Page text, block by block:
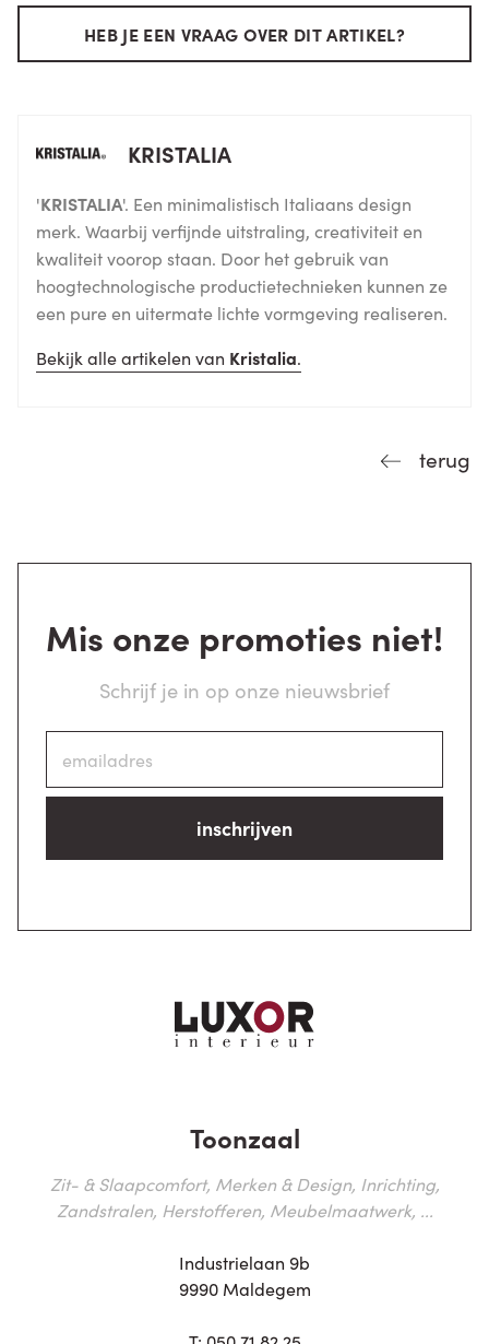
HEB JE EEN VRAAG OVER DIT ARTIKEL?
KRISTALIA
'KRISTALIA'. Een minimalistisch Italiaans design
merk. Waarbij verfijnde uitstraling, creativiteit en
kwaliteit voorop staan. Door het gebruik van
hoogtechnologische productietechnieken kunnen ze
een pure en uitermate lichte vormgeving realiseren.
Bekijk alle artikelen van Kristalia.
terug
Mis onze promoties niet!
Schrijf je in op onze nieuwsbrief
inschrijven
Toonzaal
Zit- & Slaapcomfort, Merken & Design, Inrichting,
Zandstralen, Herstofferen, Meubelmaatwerk, ...
Industrielaan 9b
9990 Maldegem